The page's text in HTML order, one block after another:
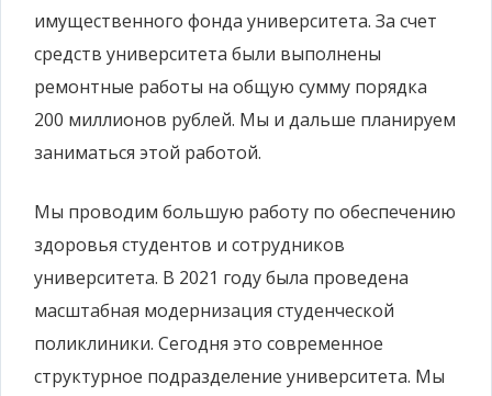
имущественного фонда университета. За счет
средств университета были выполнены
ремонтные работы на общую сумму порядка
200 миллионов рублей. Мы и дальше планируем
заниматься этой работой.
Мы проводим большую работу по обеспечению
здоровья студентов и сотрудников
университета. В 2021 году была проведена
масштабная модернизация студенческой
поликлиники. Сегодня это современное
структурное подразделение университета. Мы